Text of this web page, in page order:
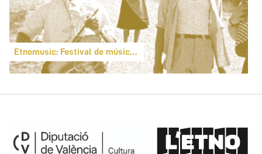
Etnomusic: Festival de música folk y del mundo